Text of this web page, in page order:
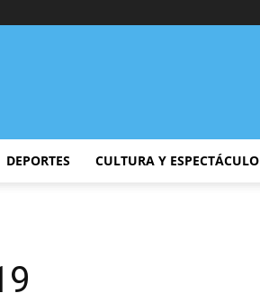
DEPORTES CULTURA Y ESPECTÁCULO